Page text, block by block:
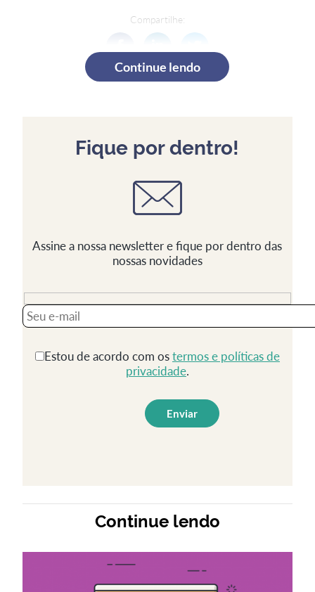
Compartilhe:
Continue lendo
Fique por dentro!
Assine a nossa newsletter e fique por dentro das
nossas novidades
Estou de acordo com ostermos e políticas de
privacidade.
Continue lendo